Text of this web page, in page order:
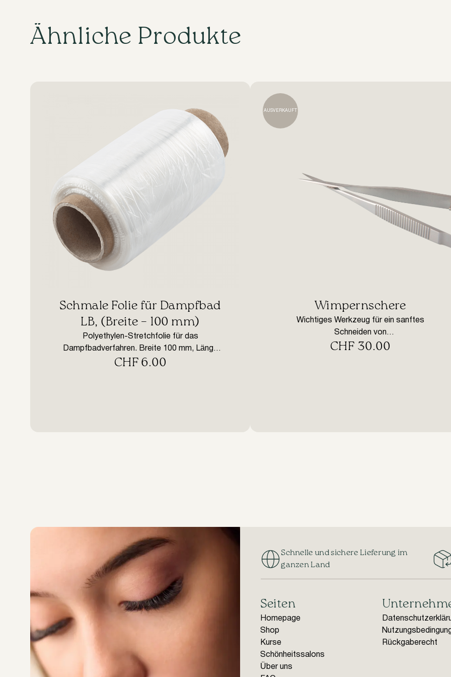
Ähnliche Produkte
​Schmale Folie für Dampfbad
LB, (Breite – 100 mm)
Polyethylen-Stretchfolie für das
Dampfbadverfahren. Breite 100 mm, Länge
der Rolle ist 100 m.
CHF 6.00
Wimpernschere
Wichtiges Werkzeug für ein sanftes
Schneiden von
Wimpernverlängerungsmaterialien. Dieses
CHF 30.00
AUSVERKAUFT
Schnelle und sichere Lieferung im
ganzen Land
Seiten
Homepage
Shop
Kurse
Schönheitssalons
Über uns
Rückgaberecht